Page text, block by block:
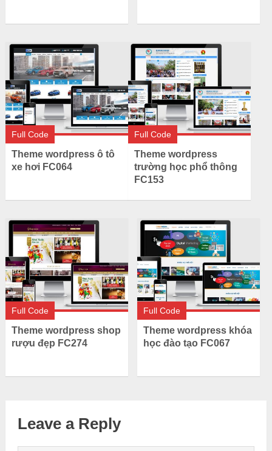
Full Code
Theme wordpress ô tô
xe hơi FC064
Full Code
Theme wordpress
trường học phổ thông
FC153
Full Code
Theme wordpress shop
rượu đẹp FC274
Full Code
Theme wordpress khóa
học đào tạo FC067
Leave a Reply